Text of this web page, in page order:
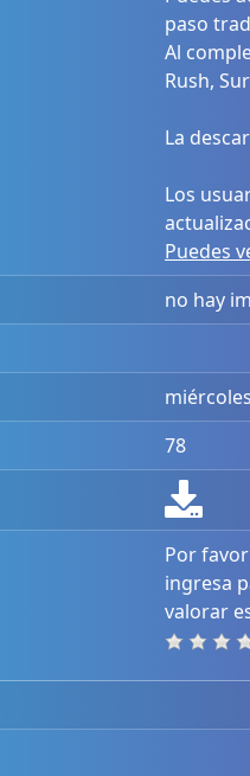
paso
Al
Rush,
La
Los
Puedes
no hay
78
Por favor
ingresa
valorar